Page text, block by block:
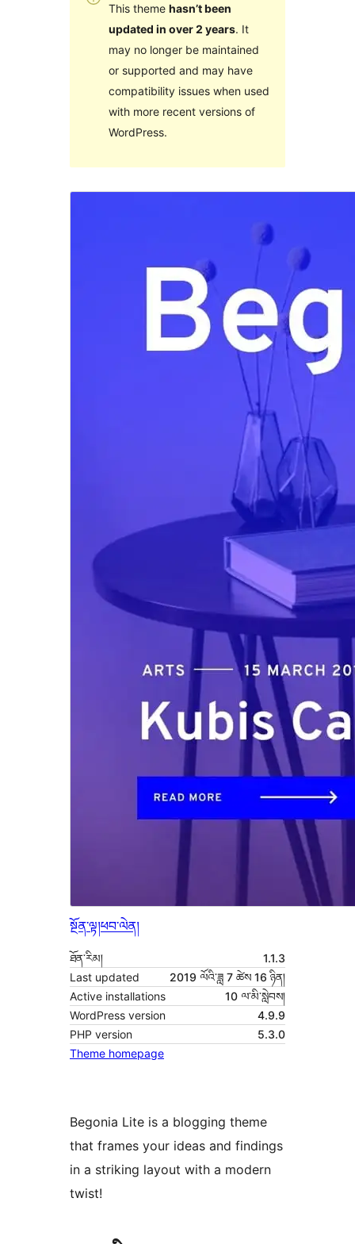
This theme hasn’t been
updated in over 2 years. It
may no longer be maintained
or supported and may have
compatibility issues when used
with more recent versions of
WordPress.
སྔོན་ལྟ།ཕབ་ལེན།
ཐོན་རིམ།
1.1.3
Last updated
2019 ལོའི་ཟླ 7 ཚེས 16 ཉིན།
Active installations
10 ལ་མི་སླེབས།
WordPress version
4.9.9
PHP version
5.3.0
Theme homepage
Begonia Lite is a blogging theme
that frames your ideas and findings
in a striking layout with a modern
twist!